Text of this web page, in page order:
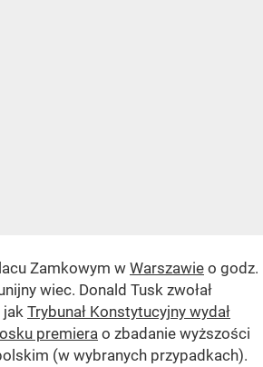
Zamkowym w Warszawie o godz.
wiec. Donald Tusk zwołał
jak Trybunał Konstytucyjny wydał
premiera o zbadanie wyższości
(w wybranych przypadkach).